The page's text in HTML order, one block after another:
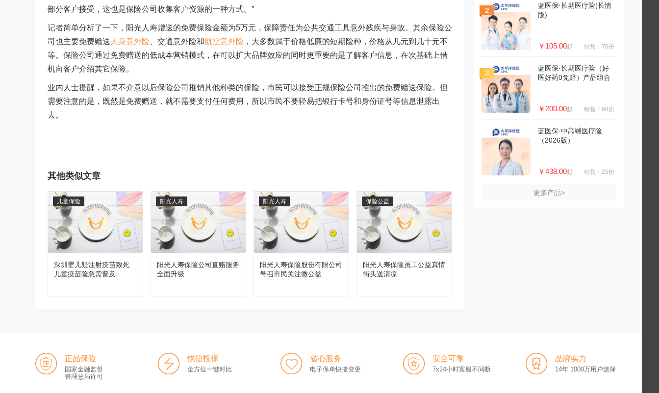
部分客户接受，这也是保险公司收集客户资源的一种方式。”
记者简单分析了一下，阳光人寿赠送的免费保险金额为5万元，保障责任为公共交通工具意外残疾与身故。其余保险公
司也主要免费赠送 人身意外险 、交通意外险和航空意外险 ，大多数属于价格低廉的短期险种，价格从几元到几十元不
等。保险公司通过免费赠送的低成本营销模式，在可以扩大品牌效应的同时更重要的是了解客户信息，在次基础上借
机向客户介绍其它保险。
业内人士提醒，如果不介意以后保险公司推销其他种类的保险，市民可以接受正规保险公司推出的免费赠送保险。但
需要注意的是，既然是免费赠送，就不需要支付任何费用，所以市民不要轻易把银行卡号和身份证号等信息泄露出
去。
其他类似文章
深圳婴儿疑注射疫苗致死
儿童疫苗险急需普及
儿童保险
阳光人寿保险公司直赔服务
全面升级
阳光人寿
阳光人寿保险股份有限公司
号召市民关注微公益
阳光人寿
阳光人寿保险员工公益真情
街头送清凉
保险公益
蓝医保·长期医疗险(长情
版)
￥105.00起 销售：76份
蓝医保·长期医疗险（好
医好药0免赔）产品组合
￥200.00起 销售：98份
蓝医保·中高端医疗险
（2026版）
￥438.00起 销售：25份
更多产品>
正品保险
国家金融监督
管理总局许可
快捷投保
全方位一键对比
省心服务
电子保单快捷变更
安全可靠
7x24小时客服不间断
品牌实力
14年 1000万用户选择